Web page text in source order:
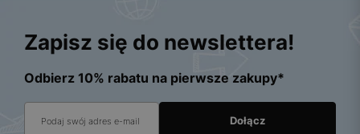
Zapisz się do newslettera!
Odbierz 10% rabatu na pierwsze zakupy*